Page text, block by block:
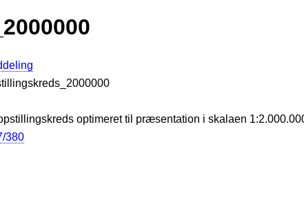
optimeret til præsentation i skalaen
380